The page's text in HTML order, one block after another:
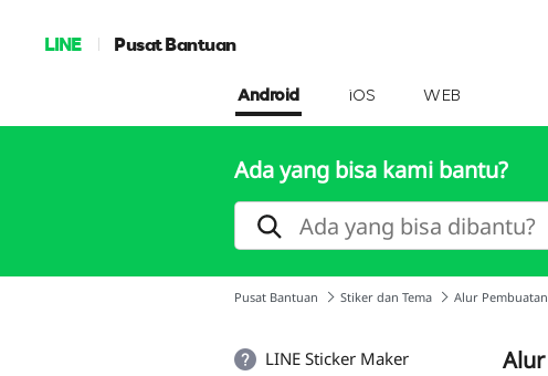
LINE Pusat Bantuan
Android iOS WEB
Ada yang bisa kami bantu?
Pusat Bantuan Stiker dan Tema Alur Pembuatan
LINE Sticker Maker